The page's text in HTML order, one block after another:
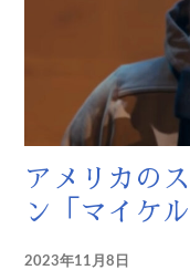
アメリカの
ン「マイケ
2023年11月8日